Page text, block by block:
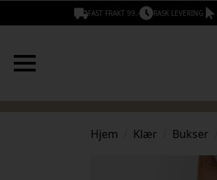
FAST FRAKT 99,- RASK LEVERING
Hjem Klær Bukser